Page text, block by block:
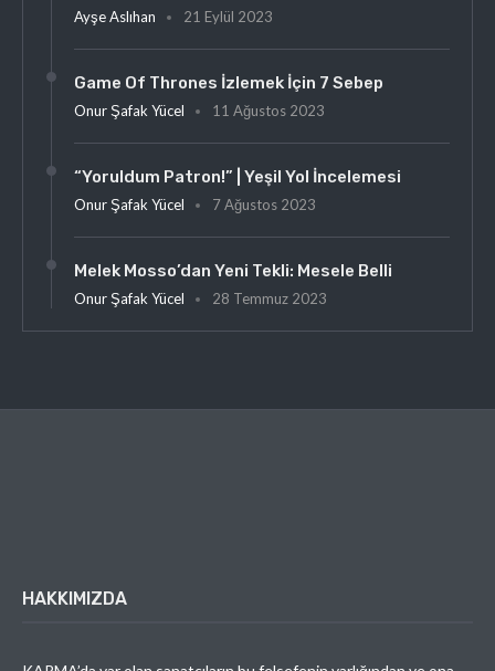
Ayşe Aslıhan 21 Eylül 2023
Game Of Thrones İzlemek İçin 7 Sebep
Onur Şafak Yücel 11 Ağustos 2023
“Yoruldum Patron!” | Yeşil Yol İncelemesi
Onur Şafak Yücel 7 Ağustos 2023
Melek Mosso’dan Yeni Tekli: Mesele Belli
Onur Şafak Yücel 28 Temmuz 2023
HAKKIMIZDA